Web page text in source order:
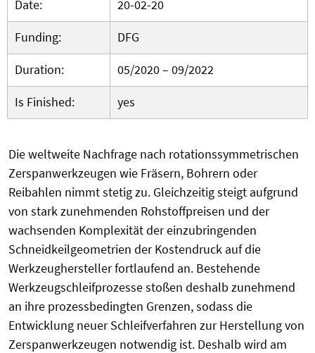
Date:
20-02-20
Funding:
DFG
Duration:
05/2020 – 09/2022
Is Finished:
yes
Die weltweite Nachfrage nach rotationssymmetrischen
Zerspanwerkzeugen wie Fräsern, Bohrern oder
Reibahlen nimmt stetig zu. Gleichzeitig steigt aufgrund
von stark zunehmenden Rohstoffpreisen und der
wachsenden Komplexität der einzubringenden
Schneidkeilgeometrien der Kostendruck auf die
Werkzeughersteller fortlaufend an. Bestehende
Werkzeugschleifprozesse stoßen deshalb zunehmend
an ihre prozessbedingten Grenzen, sodass die
Entwicklung neuer Schleifverfahren zur Herstellung von
Zerspanwerkzeugen notwendig ist. Deshalb wird am